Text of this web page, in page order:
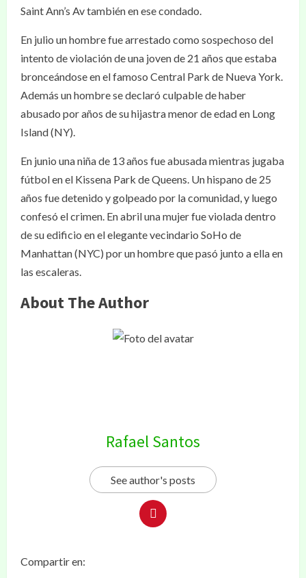
Saint Ann’s Av también en ese condado.
En julio un hombre fue arrestado como sospechoso del
intento de violación de una joven de 21 años que estaba
bronceándose en el famoso Central Park de Nueva York.
Además un hombre se declaró culpable de haber
abusado por años de su hijastra menor de edad en Long
Island (NY).
En junio una niña de 13 años fue abusada mientras jugaba
fútbol en el Kissena Park de Queens. Un hispano de 25
años fue detenido y golpeado por la comunidad, y luego
confesó el crimen. En abril una mujer fue violada dentro
de su edificio en el elegante vecindario SoHo de
Manhattan (NYC) por un hombre que pasó junto a ella en
las escaleras.
About The Author
Rafael Santos
See author's posts
Compartir en: